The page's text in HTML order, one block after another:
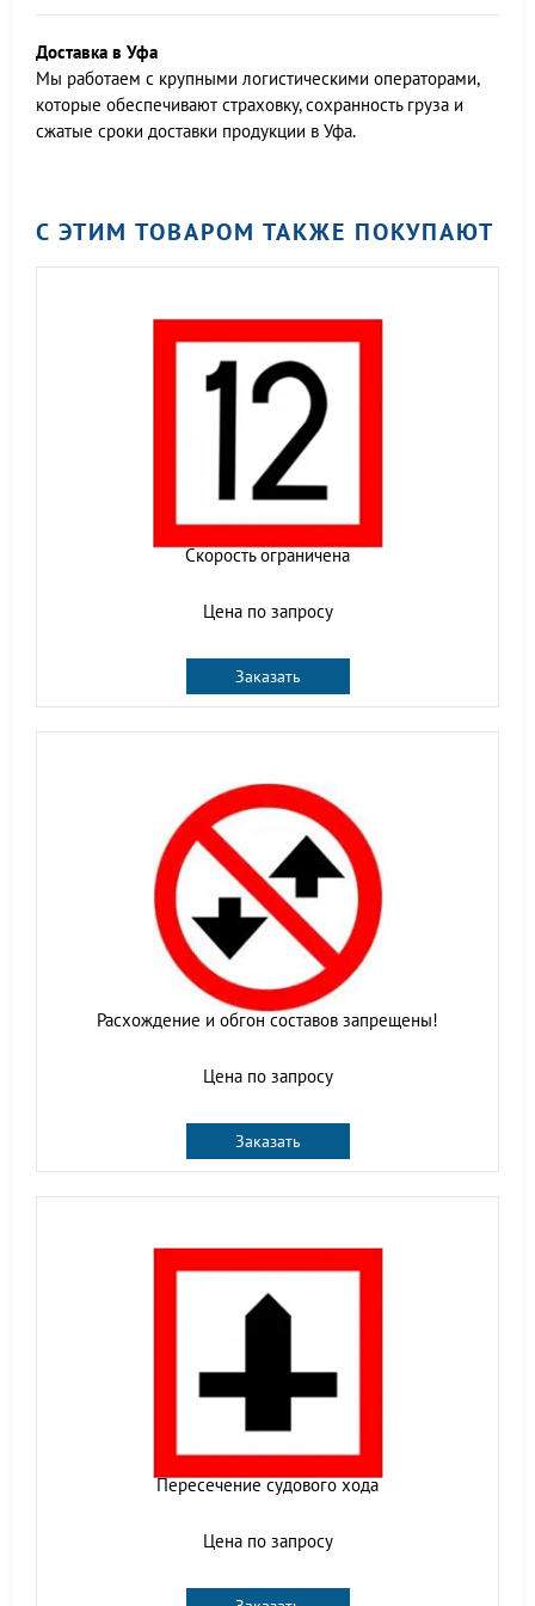
Доставка в Уфа
Мы работаем c крупными логистическими операторами,
которые обеспечивают страховку, сохранность груза и
сжатые сроки доставки продукции в Уфа.
С ЭТИМ ТОВАРОМ ТАКЖЕ ПОКУПАЮТ
Скорость ограничена
Цена по запросу
Заказать
Расхождение и обгон составов запрещены!
Цена по запросу
Заказать
Пересечение судового хода
Цена по запросу